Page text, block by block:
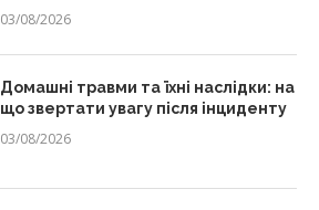
03/08/2026
Домашні травми та їхні наслідки: на
що звертати увагу після інциденту
03/08/2026